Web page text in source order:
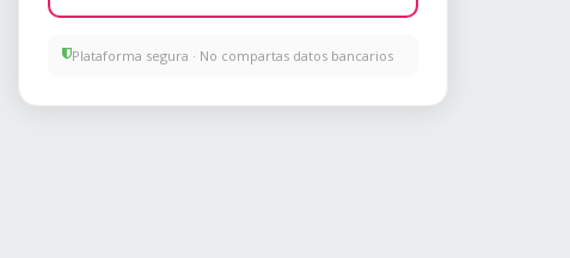
Plataforma segura · No compartas datos bancarios